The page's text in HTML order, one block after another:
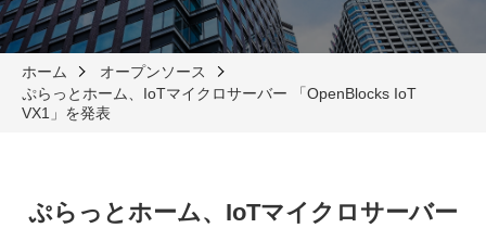
ホーム
オープンソース
ぷらっとホーム、IoTマイクロサーバー 「OpenBlocks IoT
VX1」を発表
ぷらっとホーム、IoTマイクロサーバー